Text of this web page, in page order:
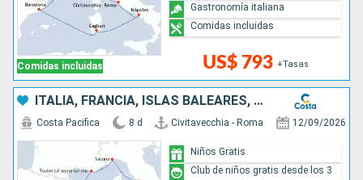
Comidas incluidas US$ 793 +Tasas
Gastronomía italiana
Comidas incluidas
ITALIA, FRANCIA, ISLAS BALEARES, ESPAÑA
Costa Pacifica 8 d Civitavecchia - Roma 12/09/2026
Niños Gratis
Club de niños gratis desde los 3